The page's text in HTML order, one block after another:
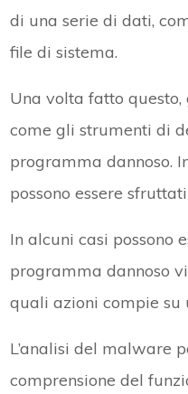
di una serie di dati,
file di sistema.
Una volta fatto
come gli strumenti di
programma dannoso.
possono essere
In alcuni casi possono
programma dannoso
quali azioni compie su
L’analisi del malware
comprensione del